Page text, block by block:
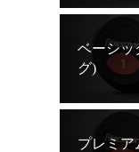
ベーシッ
グ)
プレミア